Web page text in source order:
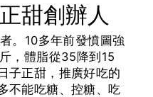
甜創辦人
。10多年前發憤圖強
，體脂從35降到15
子正甜，推廣好吃的
不能吃糖、控糖、吃